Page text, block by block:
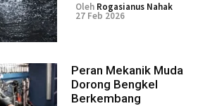
Oleh Rogasianus Nahak
27 Feb 2026
Peran Mekanik Muda
Dorong Bengkel
Berkembang